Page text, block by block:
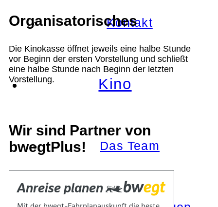
Kontakt
Kino
Das Team
Organisatorisches
Die Kinokasse öffnet jeweils eine halbe Stunde
vor Beginn der ersten Vorstellung und schließt
eine halbe Stunde nach Beginn der letzten
Vorstellung.
Wir sind Partner von
bwegtPlus!